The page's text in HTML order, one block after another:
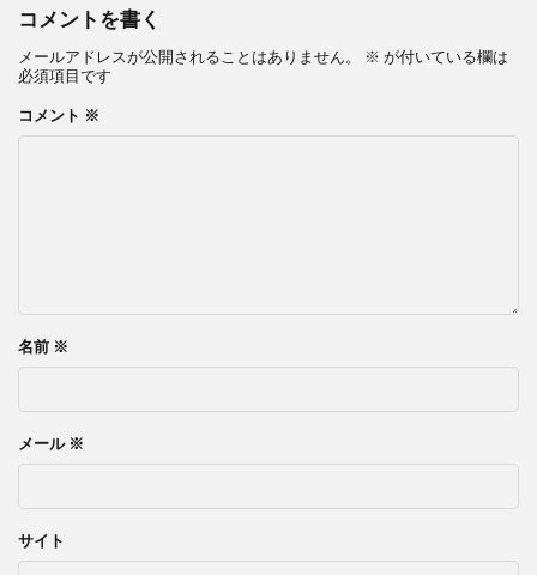
コメントを書く
メールアドレスが公開されることはありません。 ※ が付いている欄は
必須項目です
コメント ※
名前 ※
メール ※
サイト